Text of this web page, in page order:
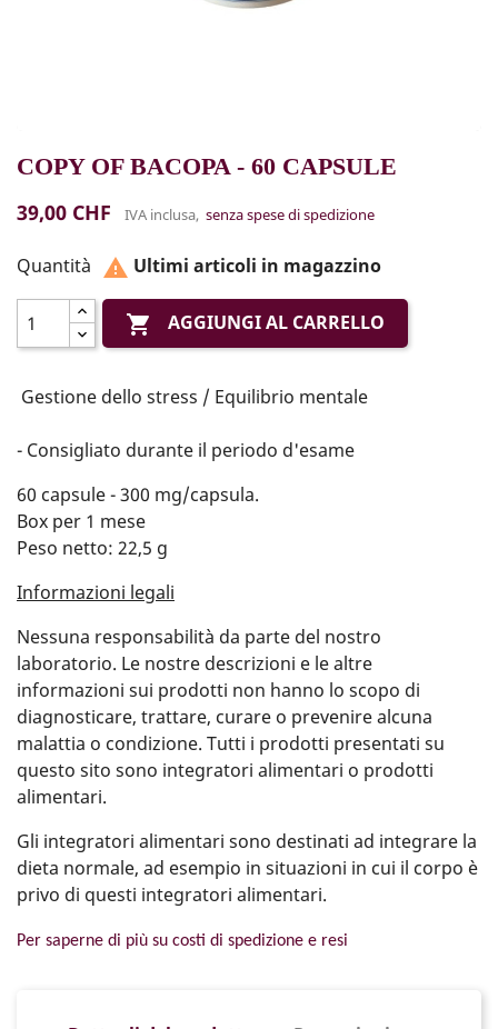
COPY OF BACOPA - 60 CAPSULE
39,00 CHF IVA inclusa, senza spese di spedizione
Quantità  Ultimi articoli in magazzino
 AGGIUNGI AL CARRELLO
Gestione dello stress / Equilibrio mentale
- Consigliato durante il periodo d'esame
60 capsule - 300 mg/capsula.
Box per 1 mese
Peso netto: 22,5 g
Informazioni legali
Nessuna responsabilità da parte del nostro
laboratorio. Le nostre descrizioni e le altre
informazioni sui prodotti non hanno lo scopo di
diagnosticare, trattare, curare o prevenire alcuna
malattia o condizione. Tutti i prodotti presentati su
questo sito sono integratori alimentari o prodotti
alimentari.
Gli integratori alimentari sono destinati ad integrare la
dieta normale, ad esempio in situazioni in cui il corpo è
privo di questi integratori alimentari.
Per saperne di più su costi di spedizione e resi